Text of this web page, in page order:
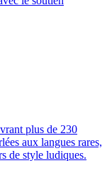
plus de 230
aux langues rares,
de style ludiques.